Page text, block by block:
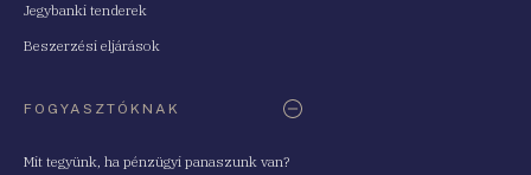
Jegybanki tenderek
Beszerzési eljárások
FOGYASZTÓKNAK
Mit tegyünk, ha pénzügyi panaszunk van?